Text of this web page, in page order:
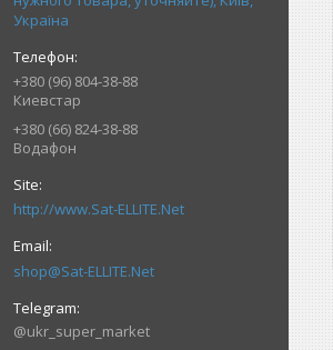
Україна
+380 (96) 804-38-88
Киевстар
+380 (66) 824-38-88
Водафон
http://www.Sat-ELLITE.Net
shop@Sat-ELLITE.Net
@ukr_super_market